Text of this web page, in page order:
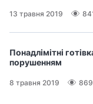
13 травня 2019
Понадлімітні
порушенням
8 травня 2019 869